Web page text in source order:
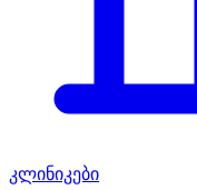
კლინიკები